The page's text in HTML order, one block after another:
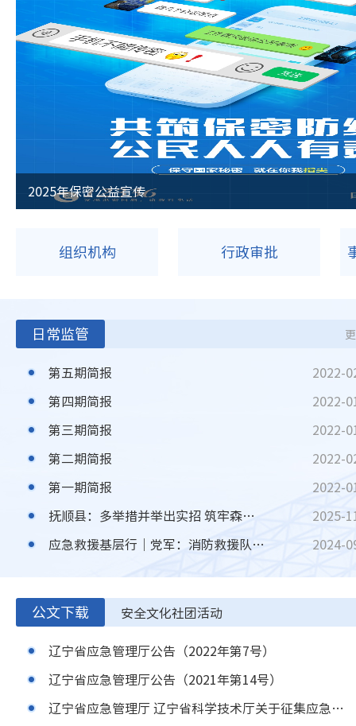
@国务院 我为政府工作报告提建议
2025年保密公益宣传
全国两会
组织机构 行政审批
日常监管
2022-
第五期简报
2022-
第四期简报
2022-
第三期简报
2022-
第二期简报
2022-
第一期简报
2025-
抚顺县：多举措并举出实招 筑牢森林防火“安全屏障”
2024-
应急救援基层行｜党军：消防救援队伍里的“科研尖兵”
公文下载
安全文化社团活动
辽宁省应急管理厅公告（2022年第7号）
辽宁省应急管理厅公告（2021年第14号）
辽宁省应急管理厅 辽宁省科学技术厅关于征集应急管理先进技术与装备指导目录（第二批）的通知